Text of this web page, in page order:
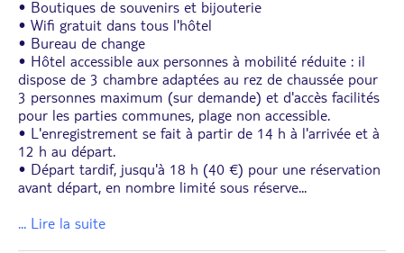
• Boutiques de souvenirs et bijouterie
• Wifi gratuit dans tous l'hôtel
• Bureau de change
• Hôtel accessible aux personnes à mobilité réduite : il
dispose de 3 chambre adaptées au rez de chaussée pour
3 personnes maximum (sur demande) et d'accès facilités
pour les parties communes, plage non accessible.
• L'enregistrement se fait à partir de 14 h à l'arrivée et à
12 h au départ.
• Départ tardif, jusqu'à 18 h (40 €) pour une réservation
avant départ, en nombre limité sous réserve...
... Lire la suite